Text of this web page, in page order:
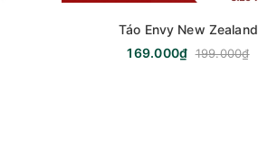
Táo Envy New Zealand
169.000₫ 199.000₫